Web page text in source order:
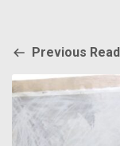
Previous